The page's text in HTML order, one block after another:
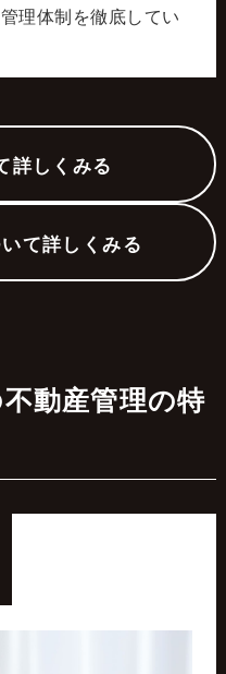
理体制を徹底してい
詳しくみる
て詳しくみる
動産管理の特